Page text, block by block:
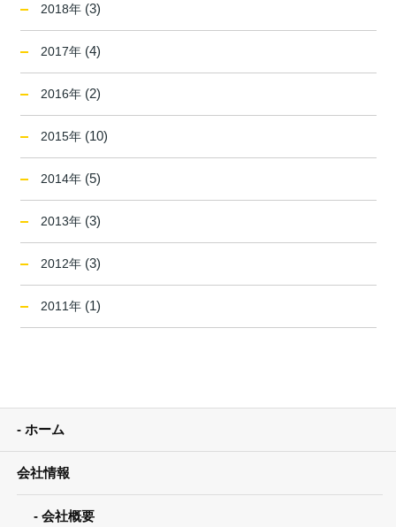
2018年 (3)
2017年 (4)
2016年 (2)
2015年 (10)
2014年 (5)
2013年 (3)
2012年 (3)
2011年 (1)
ホーム
会社情報
会社概要